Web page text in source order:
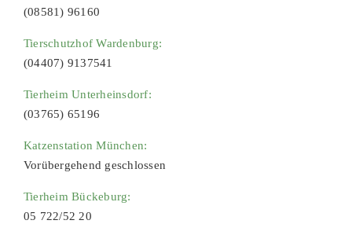
(08581) 96160
Tierschutzhof Wardenburg:
(04407) 9137541
Tierheim Unterheinsdorf:
(03765) 65196
Katzenstation München:
Vorübergehend geschlossen
Tierheim Bückeburg:
05 722/52 20